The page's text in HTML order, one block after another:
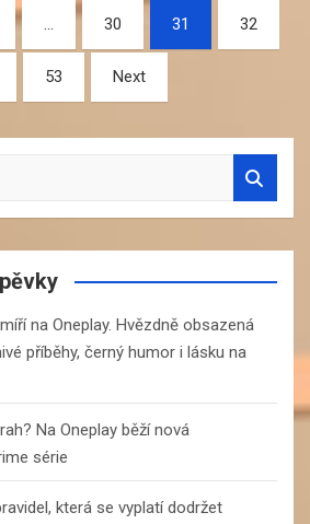
… 30 31 32
53 Next
na Oneplay. Hvězdně obsazená
příběhy, černý humor i lásku na
Na Oneplay běží nová
série
která se vyplatí dodržet